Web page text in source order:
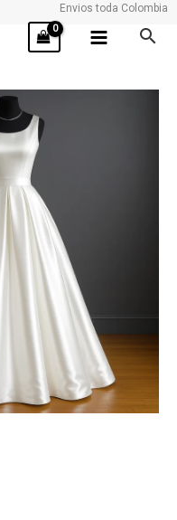
Envios toda Colombia